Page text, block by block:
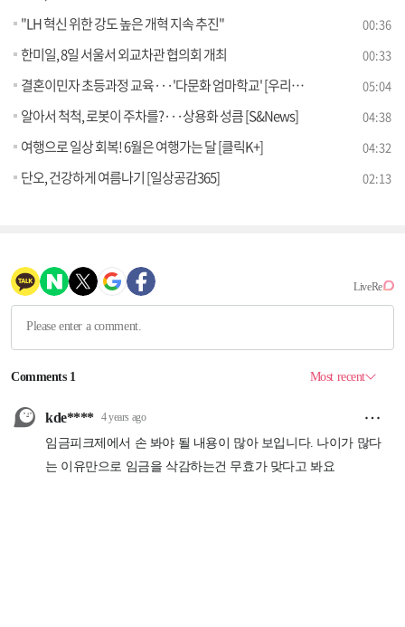
"LH 혁신 위한 강도 높은 개혁 지속 추진" 00:36
한미일, 8일 서울서 외교차관 협의회 개최 00:33
결혼이민자 초등과정 교육···'다문화 엄마학교' [우리동네 개선문] 05:04
알아서 척척, 로봇이 주차를?···상용화 성큼 [S&News] 04:38
여행으로 일상 회복! 6월은 여행가는 달 [클릭K+] 04:32
단오, 건강하게 여름나기 [일상공감365] 02:13